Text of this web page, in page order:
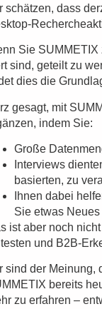
schätzen, dass
Sie
sind, geteilt zu
dies die
gesagt, mit
indem Sie:
Große
Interviews
basierten, zu
Ihnen dabei
Sie etwas
ist aber noch
und B2B-
sind der Meinung,
bereits
zu erfahren –